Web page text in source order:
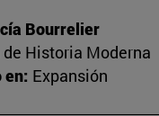
Bourrelier
Historia Moderna
en: Expansión